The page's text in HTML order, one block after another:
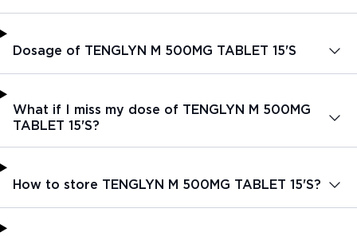
Dosage of TENGLYN M 500MG TABLET 15'S
What if I miss my dose of TENGLYN M 500MG
TABLET 15'S?
How to store TENGLYN M 500MG TABLET 15'S?